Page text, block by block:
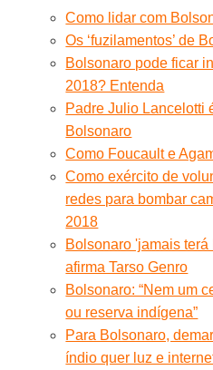
Como lidar com
Os ‘fuzilamentos’ de
Bolsonaro pode ficar
2018? Entenda
Padre Julio Lancelotti
Bolsonaro
Como Foucault e
Como exército de
redes para bombar
2018
Bolsonaro 'jamais
afirma Tarso Genro
Bolsonaro: “Nem um
ou reserva indígena”
Para Bolsonaro,
índio quer luz e